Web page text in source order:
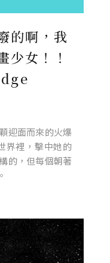
的啊，我
少女！！
迎面而來的火爆
界裡，擊中她的
的，但每個朝著